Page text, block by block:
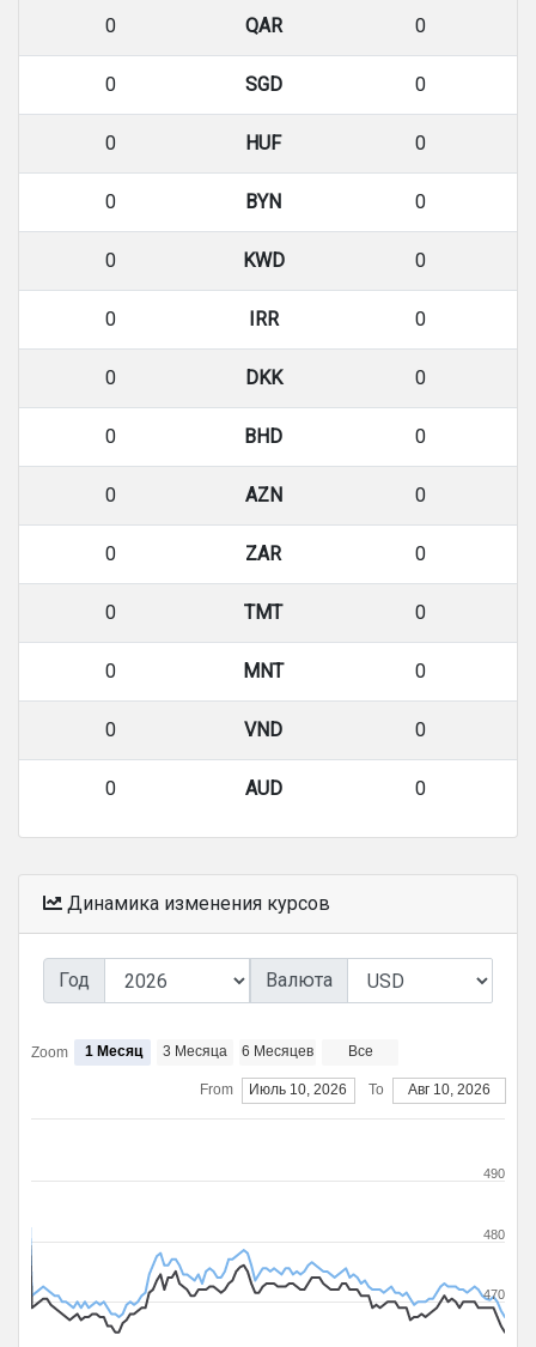
0 QAR 0
0 SGD 0
0 HUF 0
0 BYN 0
0 KWD 0
0 IRR 0
0 DKK 0
0 BHD 0
0 AZN 0
0 ZAR 0
0 TMT 0
0 MNT 0
0 VND 0
0 AUD 0
Динамика изменения курсов
Год Валюта
Zoom 1 Месяц 3 Месяца 6 Месяцев Все
From Июль 10, 2026 To Авг 10, 2026
470
480
490